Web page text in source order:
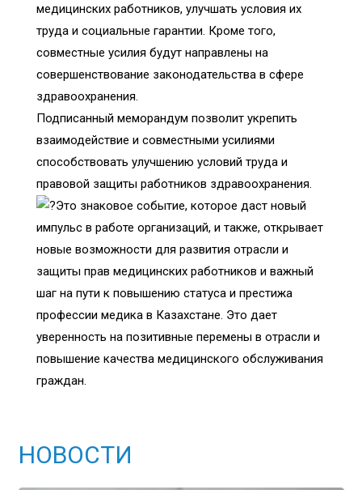
медицинских работников, улучшать условия их
труда и социальные гарантии. Кроме того,
совместные усилия будут направлены на
совершенствование законодательства в сфере
здравоохранения.
Подписанный меморандум позволит укрепить
взаимодействие и совместными усилиями
способствовать улучшению условий труда и
правовой защиты работников здравоохранения.
Это знаковое событие, которое даст новый
импульс в работе организаций, и также, открывает
новые возможности для развития отрасли и
защиты прав медицинских работников и важный
шаг на пути к повышению статуса и престижа
профессии медика в Казахстане. Это дает
уверенность на позитивные перемены в отрасли и
повышение качества медицинского обслуживания
граждан.
НОВОСТИ